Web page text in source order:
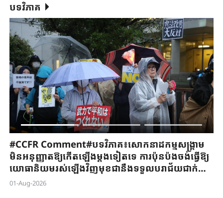
បទវិភាគ
#CCFR Comment#បទវិភាគ៖ ខណៈពេល“ឱកាសចិន
២.០”បានក្លាយជាគំនិតឯកភាពរួម អ្វីដែលហៅថា“អតិរេក
ផលិតកម្ម”គ្រាន់តែជាការព្រួយបារម្ភខាងនយោបាយ
ប៉ុណ្ណោះ
30-Jul-2026